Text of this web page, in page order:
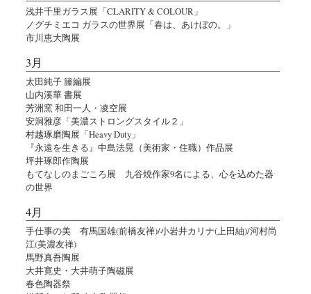
浅井千里ガラス展「CLARITY & COLOUR」
ノグチミエコ ガラスの世界展「春は、あけぼの。」
市川恵大陶展
3月
太田純子 籐編展
山内溪華 書展
芳洲窯 和田一人・凌空展
安洞雅彦「美濃ストロングスタイル２」
村越琢磨陶展「Heavy Duty」
『永遠を生きる』中島法晃（美術家・住職）作品展
坪井琢郎作陶展
もてなしのまごころ展 九谷焼作家9名による、心を込めた器
の世界
4月
手仕事の美 有馬国雄(前橋友禅)/小岩井カリナ(上田紬)/河村尚
江(美濃友禅)
馬野真吾陶展
大井寛史・大井萌子陶磁展
春色陶器祭